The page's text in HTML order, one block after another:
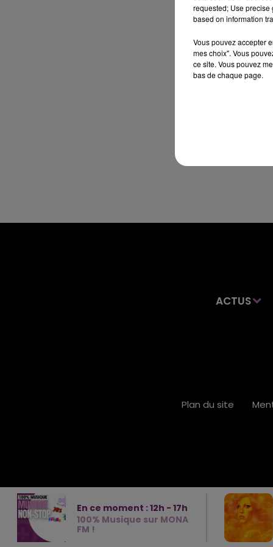
ACTUS
En ce moment :12h - 17h
100% Musique sur MONA
FM !
Plan du site
requested; Use precise
based on information
Vous pouvez accepter
mes choix". Vous
ce site. Vous pouvez
bas de chaque page.